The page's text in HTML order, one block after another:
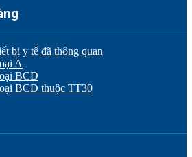
bị y tế đã thông quan
A
BCD
BCD thuộc TT30